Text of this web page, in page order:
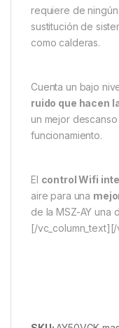
requiere de
sustitución de
como calderas.
Cuenta un bajo
ruido que hacen
un mejor
funcionamiento.
El control Wifi
aire para una
de la MSZ-AY una
[/